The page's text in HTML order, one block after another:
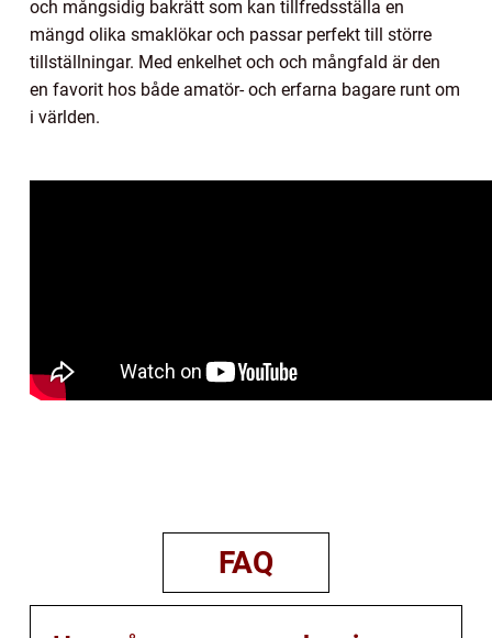
och mångsidig bakrätt som kan tillfredsställa en
mängd olika smaklökar och passar perfekt till större
tillställningar. Med enkelhet och och mångfald är den
en favorit hos både amatör- och erfarna bagare runt om
i världen.
FAQ